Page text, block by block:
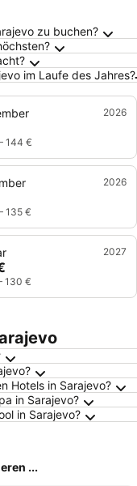
zu buchen?
im Laufe des Jahres?
2026
144 €
2026
135 €
2027
130 €
Hotels in Sarajevo?
in Sarajevo?
in Sarajevo?
...